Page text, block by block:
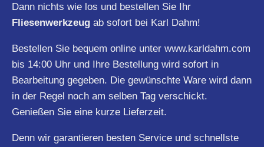
Dann nichts wie los und bestellen Sie Ihr
Fliesenwerkzeug ab sofort bei Karl Dahm!
Bestellen Sie bequem online unter www.karldahm.com
bis 14:00 Uhr und Ihre Bestellung wird sofort in
Bearbeitung gegeben. Die gewünschte Ware wird dann
in der Regel noch am selben Tag verschickt.
Genießen Sie eine kurze Lieferzeit.
Denn wir garantieren besten Service und schnellste